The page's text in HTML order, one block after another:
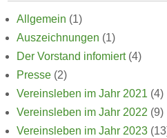
Allgemein (1)
Auszeichnungen (1)
Der Vorstand infomiert(4)
Presse (2)
Vereinsleben im Jahr 2021 (4)
Vereinsleben im Jahr 2022 (9)
Vereinsleben im Jahr 2023